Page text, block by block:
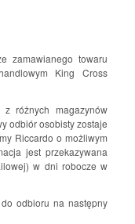
zamawianego towaru
King Cross
różnych magazynów
odbiór osobisty zostaje
Riccardo o możliwym
jest przekazywana
w dni robocze w
odbioru na następny